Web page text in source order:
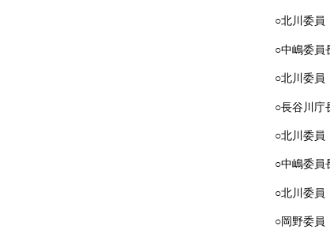
○北川委
○中嶋委員
○北川委員
○長谷川庁
○北川委員
○中嶋委員
○北川委員
○岡野委員